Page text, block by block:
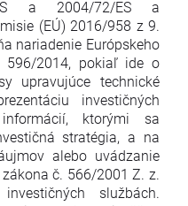
ES a 2004/72/ES a
(EÚ) 2016/958 z 9.
nariadenie Európskeho
596/2014, pokiaľ ide o
upravujúce technické
investičných
ktorými sa
stratégia, a na
alebo uvádzanie
č. 566/2001 Z. z.
službách.